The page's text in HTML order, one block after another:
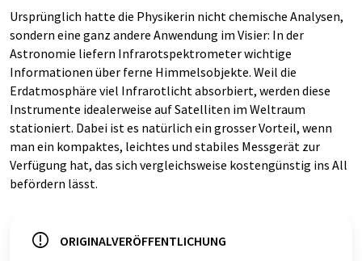
Ursprünglich hatte die Physikerin nicht chemische Analysen,
sondern eine ganz andere Anwendung im Visier: In der
Astronomie liefern Infrarotspektrometer wichtige
Informationen über ferne Himmelsobjekte. Weil die
Erdatmosphäre viel Infrarotlicht absorbiert, werden diese
Instrumente idealerweise auf Satelliten im Weltraum
stationiert. Dabei ist es natürlich ein grosser Vorteil, wenn
man ein kompaktes, leichtes und stabiles Messgerät zur
Verfügung hat, das sich vergleichsweise kostengünstig ins All
befördern lässt.
ORIGINALVERÖFFENTLICHUNG